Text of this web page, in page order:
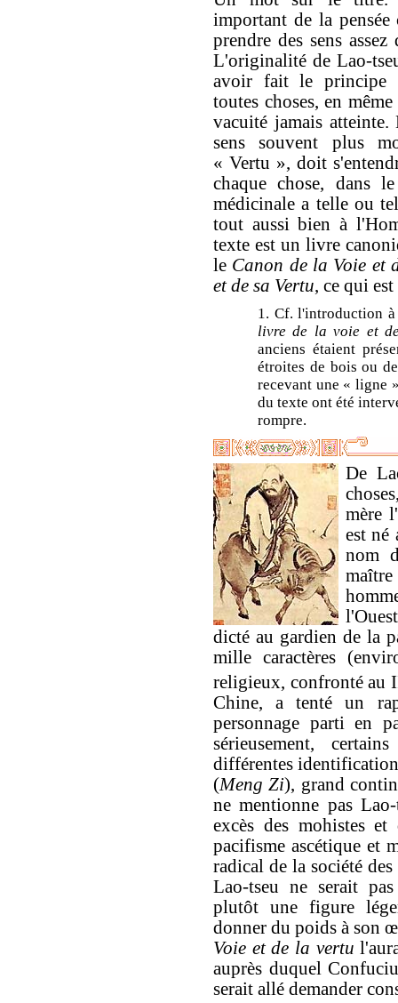
important de la
prendre des sens
L'originalité de Lao-
avoir fait le principe
toutes choses, en
vacuité jamais
sens souvent plus
« Vertu », doit
chaque chose, dans
médicinale a telle ou
tout aussi bien à
texte est un livre
le Canon de la Voie et
et de sa Vertu, ce qui
1. Cf. l'introduction
livre de la voie et
anciens étaient
étroites de bois ou
recevant une « ligne
du texte ont été
rompre.
De
mère
est né
nom
dicté au gardien de la
mille caractères
religieux, confronté au
Chine, a tenté un
personnage parti en
sérieusement,
différentes
(Meng Zi), grand
ne mentionne pas
excès des mohistes
pacifisme ascétique et
radical de la société
Lao-tseu ne serait
plutôt une figure
donner du poids à son
Voie et de la vertu
auprès duquel
serait allé demander